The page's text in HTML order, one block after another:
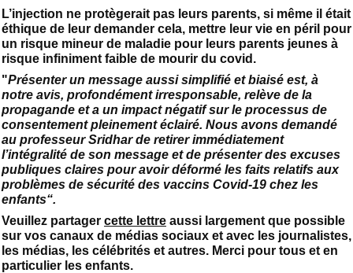
L’injection ne protègerait pas leurs parents, si même il était
éthique de leur demander cela, mettre leur vie en péril pour
un risque mineur de maladie pour leurs parents jeunes à
risque infiniment faible de mourir du covid.
"Présenter un message aussi simplifié et biaisé est, à
notre avis, profondément irresponsable, relève de la
propagande et a un impact négatif sur le processus de
consentement pleinement éclairé. Nous avons demandé
au professeur Sridhar de retirer immédiatement
l’intégralité de son message et de présenter des excuses
publiques claires pour avoir déformé les faits relatifs aux
problèmes de sécurité des vaccins Covid-19 chez les
enfants“.
Veuillez partager cette lettre aussi largement que possible
sur vos canaux de médias sociaux et avec les journalistes,
les médias, les célébrités et autres. Merci pour tous et en
particulier les enfants.